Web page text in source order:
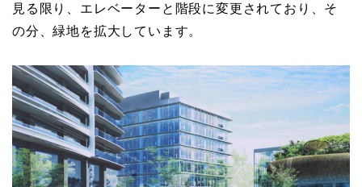
見る限り、エレベーターと階段に変更されており、そ
の分、緑地を拡大しています。